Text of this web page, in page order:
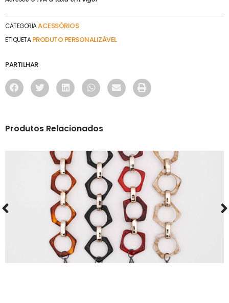
CATEGORIAACESSÓRIOS
ETIQUETA PRODUTO PERSONALIZÁVEL
PARTILHAR
Produtos Relacionados
ACESSÓRIOS
CORDÕES E022